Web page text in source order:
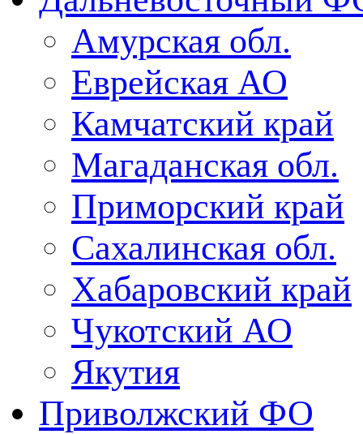
Амурская обл.
Еврейская АО
Камчатский край
Магаданская обл.
Приморский край
Сахалинская обл.
Хабаровский край
Чукотский АО
Якутия
Приволжский ФО